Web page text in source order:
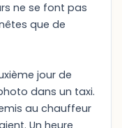
ne se font pas
que de
jour de
dans un taxi.
au chauffeur
Un heure